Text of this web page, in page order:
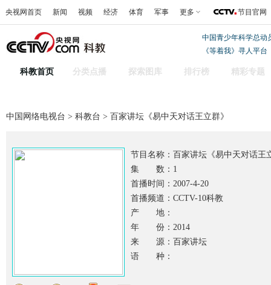
央视网首页 新闻 视频 经济 体育 军事 更多 节目官网
中国青少年科学总动
《等着我》寻人平台
科教首页 分类点播 探索图库 排行榜 精彩专题
中国网络电视台 > 科教台 > 百家讲坛《易中天对话王立群》
节目名称： 百家讲坛《易中天对话王
集 数：1
首播时间：2007-4-20
首播频道：CCTV-10科教
产 地：
年 份：2014
来 源：百家讲坛
语 种：